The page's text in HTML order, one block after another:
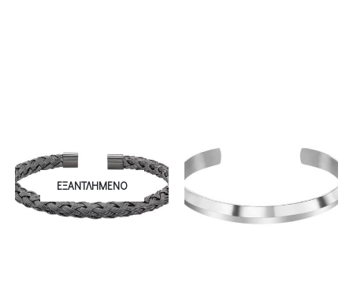
ΕΞΑΝΤΛΗΜΈΝΟ